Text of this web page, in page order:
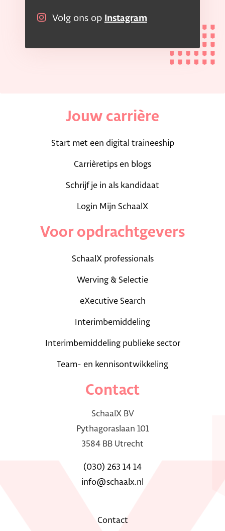
Volg ons op Instagram
Jouw carrière
Start met een digital traineeship
Carrièretips en blogs
Schrijf je in als kandidaat
Login Mijn SchaalX
Voor opdrachtgevers
SchaalX professionals
Werving & Selectie
eXecutive Search
Interimbemiddeling
Interimbemiddeling publieke sector
Team- en kennisontwikkeling
Contact
SchaalX BV
Pythagoraslaan 101
3584 BB Utrecht
(030) 263 14 14
info@schaalx.nl
Contact